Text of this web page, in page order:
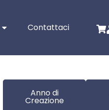
Contattaci
Anno di
Creazione